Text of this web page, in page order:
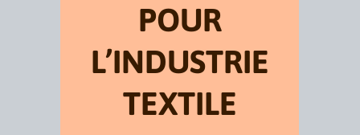
POUR
L’INDUSTRIE
TEXTILE